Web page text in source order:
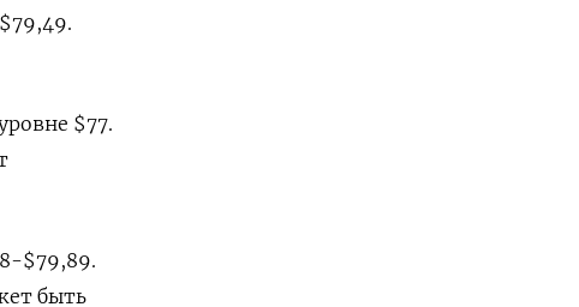
$77.
$79,89.
быть